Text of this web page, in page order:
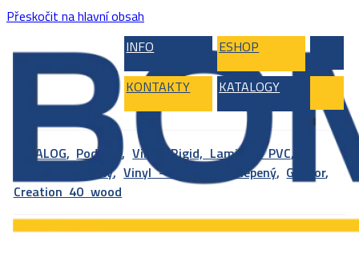
Přeskočit na hlavní obsah
INFO
ESHOP
KONTAKTY KATALOGY
KATALOG, Podlahy,Vinyl, Rigid, Laminát, PVC,
Vinylové podlahy,Vinyl – celoplošně lepený, Gerflor,
Creation 40 wood